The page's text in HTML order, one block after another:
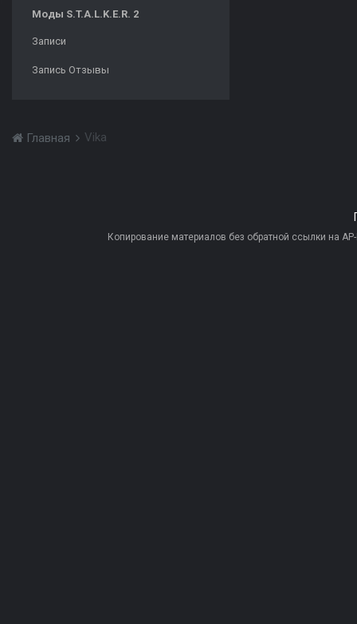
Моды S.T.A.L.K.E.R. 2
Записи
Запись Отзывы
Главная Vika
Копирование материалов без обратной ссылки на